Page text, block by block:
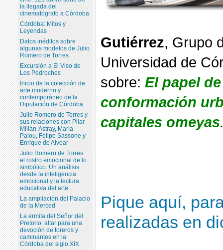
Gutiérrez, Grupo
Universidad de
sobre: El papel
conformación
capitales omeyas
Pique aquí,
realizadas en
la llegada del
cinematógrafo a Córdoba
Córdoba: Mitos y
Leyendas
Datos inéditos sobre
algunas modelos de Julio
Romero de Torres
Excursión a El Viso de
Los Pedroches
Inicio de la colección de
arte moderno y
contemporáneo de la
Diputación de Córdoba
Julio Romero de Torres y
sus relaciones con Pilar
Millán-Astray, María
Palou, Felipe Sassone y
Enrique de Alvear
Julio Romero de Torres:
el rostro emocional de lo
simbólico. Un análisis
desde la inteligencia
emocional y la lectura
educativa del arte.
La ampliación del Palacio
de la Merced
La ermita del Señor del
Pretorio: altar para una
devoción de toreros y
caminantes en la
Córdoba del siglo XIX